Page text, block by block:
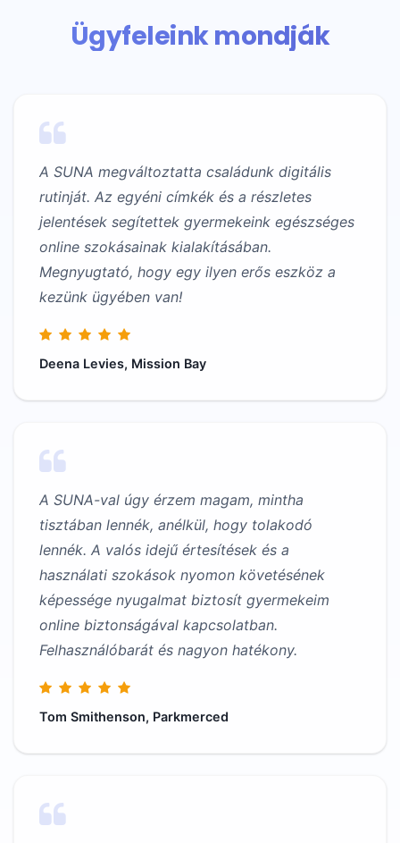
Ügyfeleink mondják
A SUNA megváltoztatta családunk digitális
rutinját. Az egyéni címkék és a részletes
jelentések segítettek gyermekeink egészséges
online szokásainak kialakításában.
Megnyugtató, hogy egy ilyen erős eszköz a
kezünk ügyében van!
Deena Levies, Mission Bay
A SUNA-val úgy érzem magam, mintha
tisztában lennék, anélkül, hogy tolakodó
lennék. A valós idejű értesítések és a
használati szokások nyomon követésének
képessége nyugalmat biztosít gyermekeim
online biztonságával kapcsolatban.
Felhasználóbarát és nagyon hatékony.
Tom Smithenson, Parkmerced